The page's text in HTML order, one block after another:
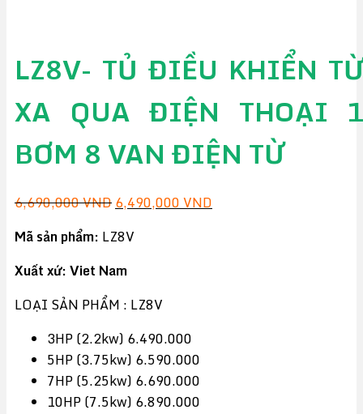
LZ8V- TỦ ĐIỀU KHIỂN
XA QUA ĐIỆN THOẠI
BƠM 8 VAN ĐIỆN TỪ
6,690,000VNDGiá
là:
6,690,000 VND.
6,490,000VND
Mã sản phẩm: LZ8V
Xuất xứ: Viet Nam
LOẠI SẢN PHẨM : LZ8V
3HP (2.2kw) 6.490.000
5HP (3.75kw) 6.590.000
7HP (5.25kw) 6.690.000
10HP (7.5kw) 6.890.000